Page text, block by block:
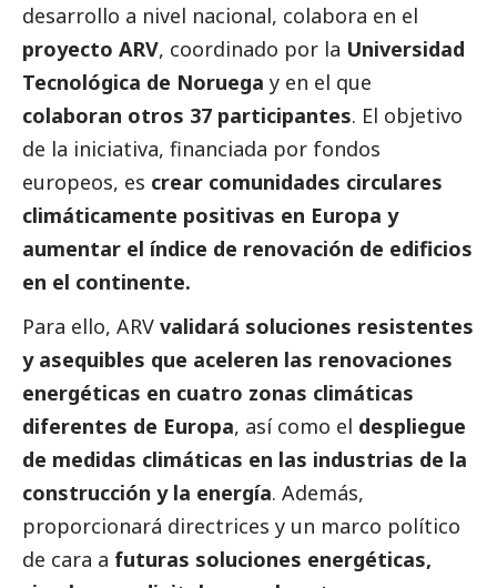
desarrollo a nivel nacional, colabora en el
proyecto ARV, coordinado por la Universidad
Tecnológica de Noruega y en el que
colaboran otros 37 participantes. El objetivo
de la iniciativa, financiada por fondos
europeos, es crear comunidades circulares
climáticamente positivas en Europa y
aumentar el índice de renovación de edificios
en el continente.
Para ello, ARV validará soluciones resistentes
y asequibles que aceleren las renovaciones
energéticas en cuatro zonas climáticas
diferentes de Europa, así como el despliegue
de medidas climáticas en las industrias de la
construcción y la energía. Además,
proporcionará directrices y un marco político
de cara a futuras soluciones energéticas,